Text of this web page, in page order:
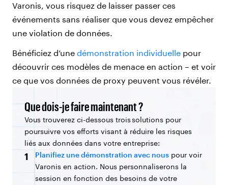
Varonis, vous risquez de laisser passer ces
événements sans réaliser que vous devez empêcher
une violation de données.
Bénéficiez d’une démonstration individuelle pour
découvrir ces modèles de menace en action – et voir
ce que vos données de proxy peuvent vous révéler.
Que dois-je faire maintenant ?
Vous trouverez ci-dessous trois solutions pour
poursuivre vos efforts visant à réduire les risques
liés aux données dans votre entreprise:
1 Planifiez une démonstration avec nous pour voir
Varonis en action. Nous personnaliserons la
session en fonction des besoins de votre